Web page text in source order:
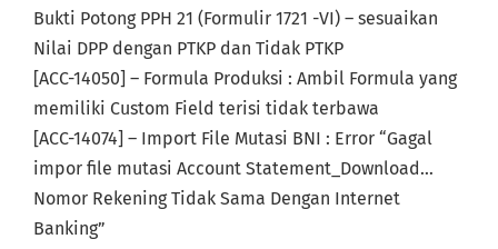
Bukti Potong PPH 21 (Formulir 1721 -VI) – sesuaikan
Nilai DPP dengan PTKP dan Tidak PTKP
[ACC-14050] – Formula Produksi : Ambil Formula yang
memiliki Custom Field terisi tidak terbawa
[ACC-14074] – Import File Mutasi BNI : Error “Gagal
impor file mutasi Account Statement_Download…
Nomor Rekening Tidak Sama Dengan Internet
Banking”